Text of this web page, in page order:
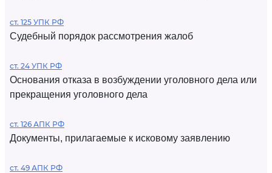
ст. 125 УПК РФ
Судебный порядок рассмотрения жалоб
ст. 24 УПК РФ
Основания отказа в возбуждении уголовного дела или
прекращения уголовного дела
ст. 126 АПК РФ
Документы, прилагаемые к исковому заявлению
ст. 49 АПК РФ